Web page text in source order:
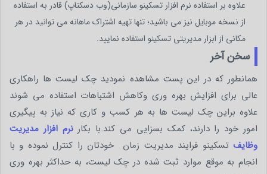
علاوه بر استفاده نرم افزار تسکینو سازمانی(وب دسکتاپ) قادر به استفاده
از نسخه موبایل نیز می باشید؛ تنها تهیه اشتراک ماهانه می توانید در هر
مکانی از ابزار مدیریتی تسکینو استفاده نمایید.
سخن آخر
همانطور که در این پست مشاهده نمودید چک لیست ها راهکاری
عالی برای افزایش بهره وری وکاهش اشتباهات استفاده می شوند
علاوه براین چک لیست ها به هر کسب و کاری که نیاز به پیگیری
امور خود را دارند، کمک بسزایی می کند.با بکارنرم افزار مدیریت
وظایف تسکینو فرایند مدیریت زمان خودتان را کنترل نموده و با
انجام به موقع موارد ثبت شده در چک لیست، به حداکثر بهره وری